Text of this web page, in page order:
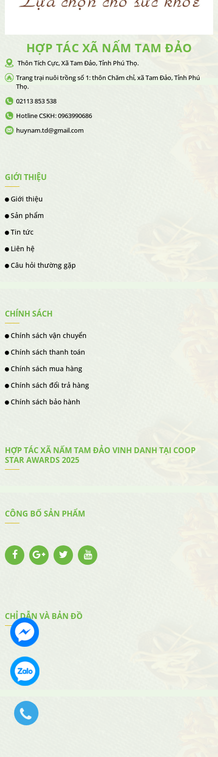
HỢP TÁC XÃ NẤM TAM ĐẢO
Thôn Tích Cực, Xã Tam Đảo, Tỉnh Phú Thọ.
Trang trại nuôi trồng số 1: thôn Chăm chỉ, xã Tam Đảo, Tỉnh Phú
Thọ.
02113 853 538
Hotline CSKH: 0963990686
huynam.td@gmail.com
GIỚI THIỆU
Giới thiệu
Sản phẩm
Tin tức
Liên hệ
Câu hỏi thường gặp
CHÍNH SÁCH
Chính sách vận chuyển
Chính sách thanh toán
Chính sách mua hàng
Chính sách đổi trả hàng
Chính sách bảo hành
HỢP TÁC XÃ NẤM TAM ĐẢO VINH DANH TẠI COOP
STAR AWARDS 2025
CÔNG BỐ SẢN PHẨM
CHỈ DẪN VÀ BẢN ĐỒ